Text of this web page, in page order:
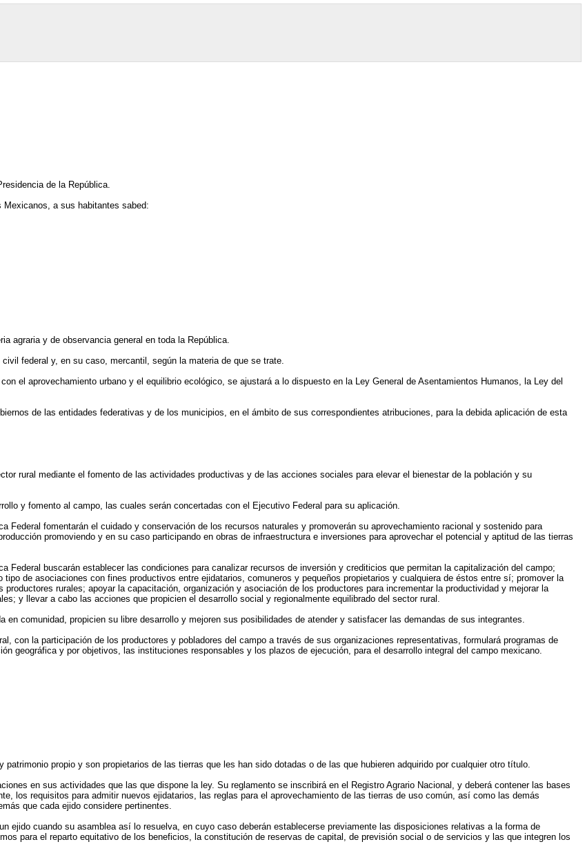
de la República.
a sus habitantes sabed:
agraria y de observancia general en toda la República.
federal y, en su caso, mercantil, según la materia de que se trate.
el aprovechamiento urbano y el equilibrio ecológico, se ajustará a lo dispuesto en la Ley General de Asentamientos Humanos, la Ley del
de las entidades federativas y de los municipios, en el ámbito de sus correspondientes atribuciones, para la debida aplicación de esta
rural mediante el fomento de las actividades productivas y de las acciones sociales para elevar el bienestar de la población y su
y fomento al campo, las cuales serán concertadas con el Ejecutivo Federal para su aplicación.
fomentarán el cuidado y conservación de los recursos naturales y promoverán su aprovechamiento racional y sostenido para
promoviendo y en su caso participando en obras de infraestructura e inversiones para aprovechar el potencial y aptitud de las tierras
Federal buscarán establecer las condiciones para canalizar recursos de inversión y crediticios que permitan la capitalización del campo;
de asociaciones con fines productivos entre ejidatarios, comuneros y pequeños propietarios y cualquiera de éstos entre sí; promover la
rurales; apoyar la capacitación, organización y asociación de los productores para incrementar la productividad y mejorar la
y llevar a cabo las acciones que propicien el desarrollo social y regionalmente equilibrado del sector rural.
comunidad, propicien su libre desarrollo y mejoren sus posibilidades de atender y satisfacer las demandas de sus integrantes.
con la participación de los productores y pobladores del campo a través de sus organizaciones representativas, formulará programas de
geográfica y por objetivos, las instituciones responsables y los plazos de ejecución, para el desarrollo integral del campo mexicano.
propio y son propietarios de las tierras que les han sido dotadas o de las que hubieren adquirido por cualquier otro título.
en sus actividades que las que dispone la ley. Su reglamento se inscribirá en el Registro Agrario Nacional, y deberá contener las bases
los requisitos para admitir nuevos ejidatarios, las reglas para el aprovechamiento de las tierras de uso común, así como las demás
que cada ejido considere pertinentes.
ejido cuando su asamblea así lo resuelva, en cuyo caso deberán establecerse previamente las disposiciones relativas a la forma de
para el reparto equitativo de los beneficios, la constitución de reservas de capital, de previsión social o de servicios y las que integren los